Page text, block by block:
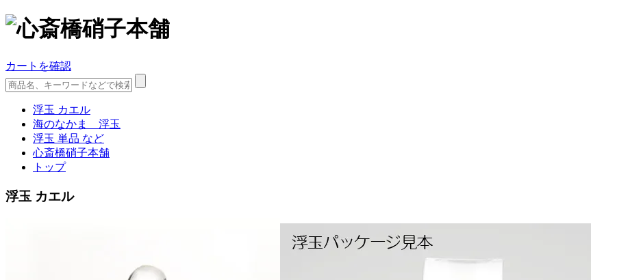
カートを確認
浮玉 カエル
海のなかま 浮玉
浮玉 単品 など
心斎橋硝子本舗
トップ
浮玉 カエル